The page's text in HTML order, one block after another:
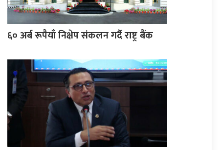
६० अर्ब रूपैयाँ निक्षेप संकलन गर्दै राष्ट्र बैंक